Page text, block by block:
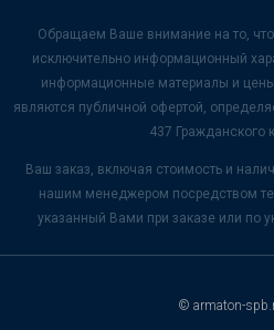
Обращаем Ваше внимание на то, что
исключительно информационный
информационные материалы и
являются публичной офертой,
437 Гражданского
Ваш заказ, включая стоимость и
нашим менеджером посредством
указанный Вами при заказе или по
© armaton-